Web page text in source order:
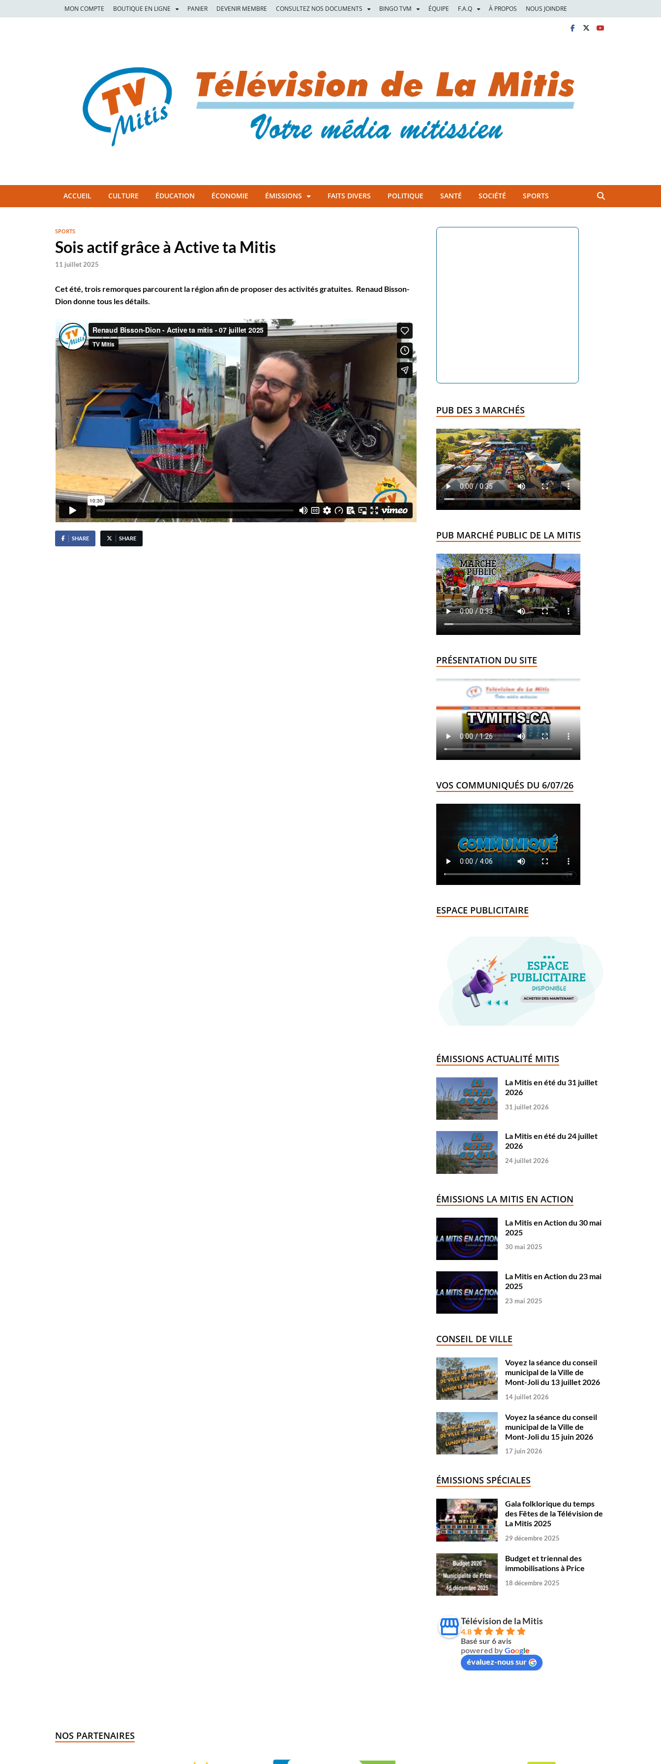
MON COMPTE BOUTIQUE EN LIGNE PANIER DEVENIR MEMBRE CONSULTEZ NOS DOCUMENTS BINGO TVM ÉQUIPE F.A.Q À PROPOS NOUS JOINDRE
TVM
ACCUEIL CULTURE ÉDUCATION ÉCONOMIE ÉMISSIONS FAITS DIVERS POLITIQUE SANTÉ SOCIÉTÉ SPORTS
SPORTS
Sois actif grâce à Active ta Mitis
11 juillet 2025
Cet été, trois remorques parcourent la région afin de proposer des activités gratuites. Renaud Bisson-
Dion donne tous les détails.
SHARE SHARE
PUB DES 3 MARCHÉS
PUB MARCHÉ PUBLIC DE LA MITIS
PRÉSENTATION DU SITE
VOS COMMUNIQUÉS DU 6/07/26
ESPACE PUBLICITAIRE
ÉMISSIONS ACTUALITÉ MITIS
La Mitis en été du 31 juillet
2026
31 juillet 2026
La Mitis en été du 24 juillet
2026
24 juillet 2026
ÉMISSIONS LA MITIS EN ACTION
La Mitis en Action du 30 mai
2025
30 mai 2025
La Mitis en Action du 23 mai
2025
23 mai 2025
CONSEIL DE VILLE
Voyez la séance du conseil
municipal de la Ville de
Mont-Joli du 13 juillet 2026
14 juillet 2026
Voyez la séance du conseil
municipal de la Ville de
Mont-Joli du 15 juin 2026
17 juin 2026
ÉMISSIONS SPÉCIALES
Gala folklorique du temps
des Fêtes de la Télévision de
La Mitis 2025
29 décembre 2025
Budget et triennal des
immobilisations à Price
18 décembre 2025
Télévision de la Mitis
4.8
Basé sur 6 avis
powered byGoogle
évaluez-nous sur
NOS PARTENAIRES